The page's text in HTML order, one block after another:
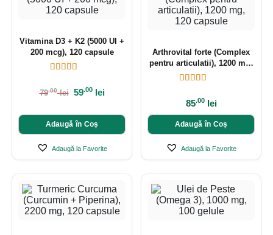
Vitamina D3 + K2 (5000 UI +
200 mcg), 120 capsule
79.00 lei 59.00 lei
Adaugă în Coș
Adaugă la Favorite
Arthrovital forte (Complex
pentru articulatii), 1200 mg,
120 capsule
85.00 lei
Adaugă în Coș
Adaugă la Favorite